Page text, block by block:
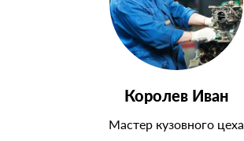
Королев Иван
Мастер кузовного цеха